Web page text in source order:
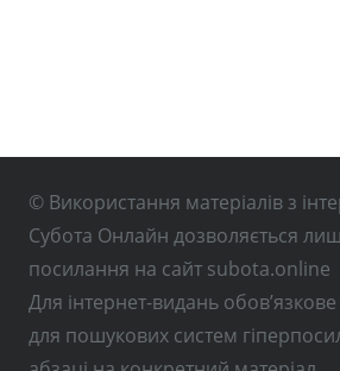
© Використання матеріалів з
Субота Онлайн дозволяється
посилання на сайт subota.online
Для інтернет-видань
для пошукових систем